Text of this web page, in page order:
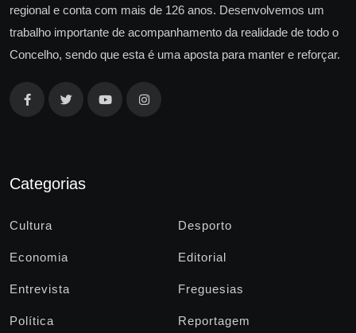
regional e conta com mais de 126 anos. Desenvolvemos um
trabalho importante de acompanhamento da realidade de todo o
Concelho, sendo que esta é uma aposta para manter e reforçar.
Categorias
Cultura Desporto
Economia Editorial
Entrevista Freguesias
Política Reportagem